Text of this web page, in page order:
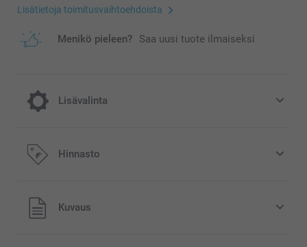
Lisätietoja toimitusvaihtoehdoista
Menikö pieleen? Saa uusi tuote ilmaiseksi
Lisävalinta
Viilennys lämpimiin päiviin
Hinnasto
Kaikki hinnat ovat euroina, sisältävät arvonlisäveron ja
eivät sisällä postikuluja.
Kuvaus